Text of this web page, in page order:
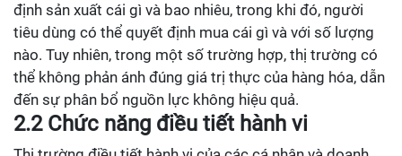
định sản xuất cái gì và bao nhiêu, trong khi đó, người
tiêu dùng có thể quyết định mua cái gì và với số lượng
nào. Tuy nhiên, trong một số trường hợp, thị trường có
thể không phản ánh đúng giá trị thực của hàng hóa, dẫn
đến sự phân bổ nguồn lực không hiệu quả.
2.2 Chức năng điều tiết hành vi